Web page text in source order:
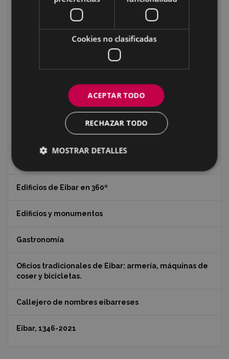
3.- Los Pasos de la Virgen
4.- La cruz de Arrate
6.- Fauna y flora de la zona
7.- La zona de Arizmendi-Barrenetxe: caseríos y molinos
9.- Kutunegieta
10.- Barrio rural de Arrate
11.- Ermita de San Martin
Edificios de Eibar en 360º
Edificios y monumentos
Gastronomía
Oficios tradicionales de Eibar: armería, máquinas de
coser y bicicletas.
Callejero de nombres eibarreses
Eibar, 1346-2021
Cookies no clasificadas
ACEPTAR TODO
RECHAZAR TODO
MOSTRAR DETALLES